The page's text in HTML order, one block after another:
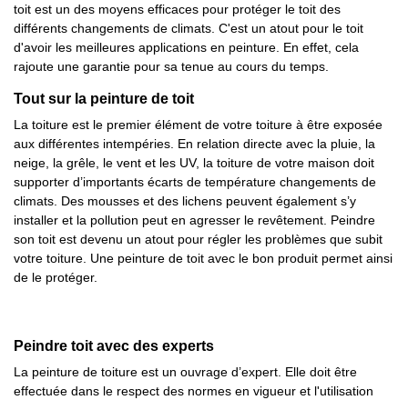
toit est un des moyens efficaces pour protéger le toit des
différents changements de climats. C'est un atout pour le toit
d'avoir les meilleures applications en peinture. En effet, cela
rajoute une garantie pour sa tenue au cours du temps.
Tout sur la peinture de toit
La toiture est le premier élément de votre toiture à être exposée
aux différentes intempéries. En relation directe avec la pluie, la
neige, la grêle, le vent et les UV, la toiture de votre maison doit
supporter d’importants écarts de température changements de
climats. Des mousses et des lichens peuvent également s’y
installer et la pollution peut en agresser le revêtement. Peindre
son toit est devenu un atout pour régler les problèmes que subit
votre toiture. Une peinture de toit avec le bon produit permet ainsi
de le protéger.
Peindre toit avec des experts
La peinture de toiture est un ouvrage d’expert. Elle doit être
effectuée dans le respect des normes en vigueur et l'utilisation